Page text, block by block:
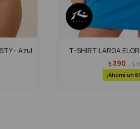
- Azul T-SHIRT LARGA
$ 390 $